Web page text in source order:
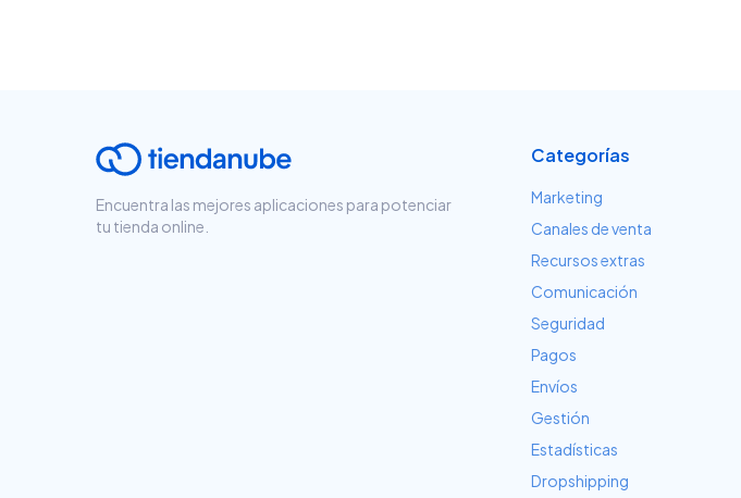
Encuentra las mejores aplicaciones para potenciar
tu tienda online.
Categorías
Marketing
Canales de venta
Recursos extras
Comunicación
Seguridad
Pagos
Envíos
Gestión
Estadísticas
Dropshipping